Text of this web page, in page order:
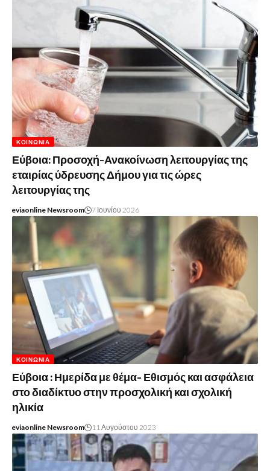
ΚΟΙΝΩΝΊΑ
Εύβοια: Προσοχή-Ανακοίνωση λειτουργίας της
εταιρίας ύδρευσης Δήμου για τις ώρες
λειτουργίας της
eviaonline Newsroom 7 Ιουνίου 2026
ΚΟΙΝΩΝΊΑ
Εύβοια : Ημερίδα με θέμα- Εθισμός και ασφάλεια
στο διαδίκτυο στην προσχολική και σχολική
ηλικία
eviaonline Newsroom 11 Αυγούστου 2023